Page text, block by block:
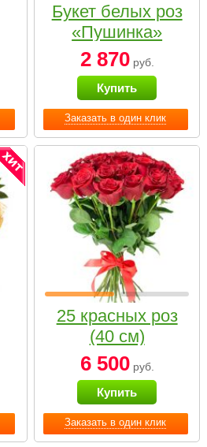
Заказать в один клик
Букет белых роз
«Пушинка»
2 870руб.
Купить
Заказать в один клик
25 красных роз
(40 см)
6 500руб.
Купить